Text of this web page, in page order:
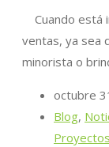
Cuando está
ventas, ya sea
minorista o
octubre
Blog,
Proyectos